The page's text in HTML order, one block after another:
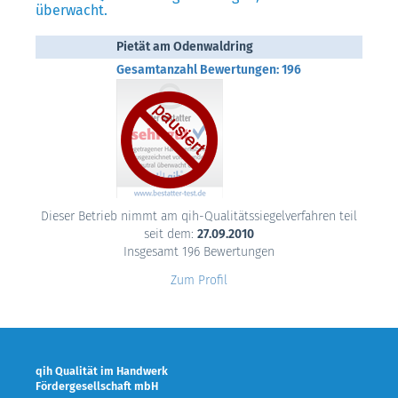
überwacht.
Pietät am Odenwaldring
Gesamtanzahl Bewertungen: 196
Dieser Betrieb nimmt am qih-Qualitätssiegelverfahren teil
seit dem: 27.09.2010
Insgesamt 196 Bewertungen
Zum Profil
qih Qualität im Handwerk
Fördergesellschaft mbH